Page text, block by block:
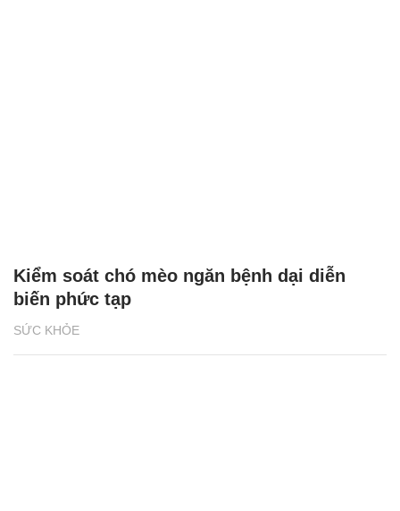
SỨC KHỎE
Kiểm soát chó mèo ngăn bệnh dại diễn
biến phức tạp